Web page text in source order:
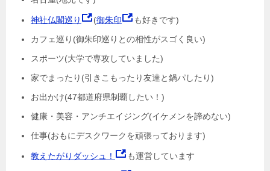
神社仏閣巡り (御朱印
も好きです)
カフェ巡り(御朱印巡りとの相性がスゴく良い)
スポーツ(大学で専攻していました)
家でまったり(引きこもったり友達と鍋パしたり)
お出かけ(47都道府県制覇したい！)
健康・美容・アンチエイジング(イケメンを諦めない)
仕事(おもにデスクワークを頑張っております)
教えたがりダッシュ！ も運営しています